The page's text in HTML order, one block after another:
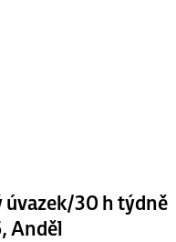
úvazek/30 h týdně
Anděl